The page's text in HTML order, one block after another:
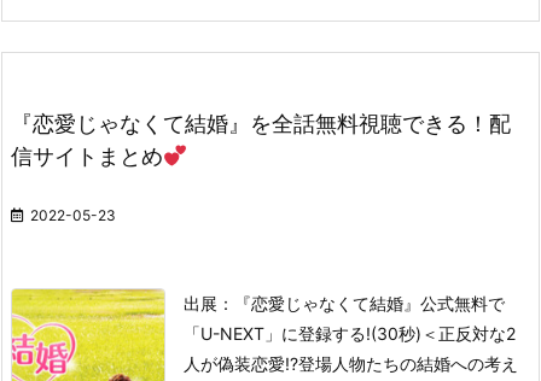
『恋愛じゃなくて結婚』を全話無料視聴できる！配
信サイトまとめ
2022-05-23
出展：『恋愛じゃなくて結婚』公式無料で
「U-NEXT」に登録する!(30秒) ＜正反対な2
人が偽装恋愛!?登場人物たちの結婚への考え